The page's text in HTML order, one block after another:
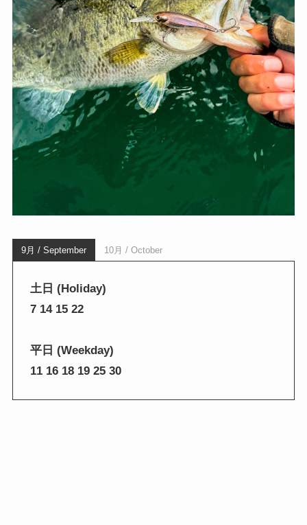
9月 / September 10月 / October
土日 (Holiday)
7 14 15 22
平日 (Weekday)
11 16 18 19 25 30